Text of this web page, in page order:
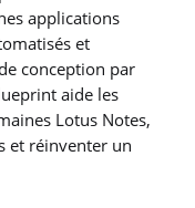
applications
et
conception par
aide les
Lotus Notes,
et réinventer un